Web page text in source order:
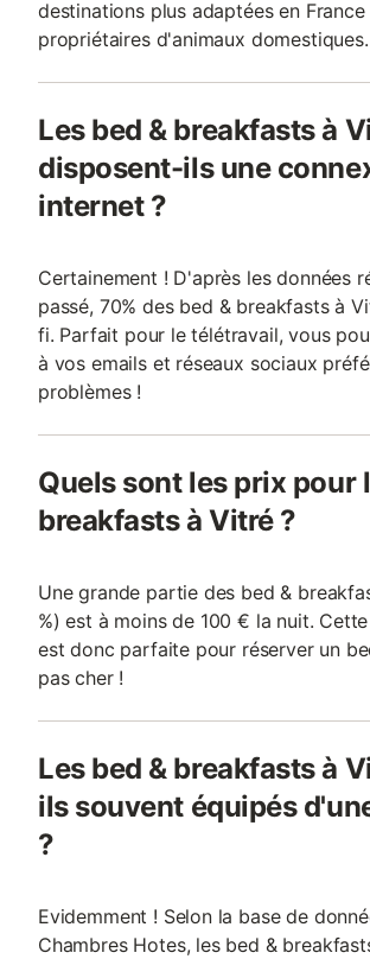
destinations plus adaptées en
propriétaires d'animaux domestiques.
Les bed & breakfasts à
disposent-ils une
internet ?
Certainement ! D'après les données
passé, 70% des bed & breakfasts à
fi. Parfait pour le télétravail, vous
à vos emails et réseaux sociaux
problèmes !
Quels sont les prix pour
breakfasts à Vitré ?
Une grande partie des bed &
%) est à moins de 100 € la nuit.
est donc parfaite pour réserver un
pas cher !
Les bed & breakfasts à
ils souvent équipés
?
Evidemment ! Selon la base de
Chambres Hotes, les bed &